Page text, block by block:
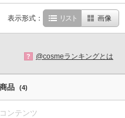
表示形式： リスト 画像
? @cosmeランキングとは
商品 (4)
コンテンツ